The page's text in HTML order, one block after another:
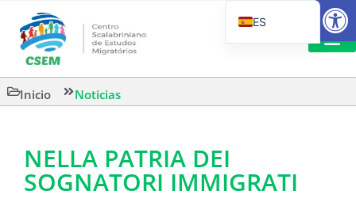
Inicio Noticias
NELLA PATRIA DEI
SOGNATORI IMMIGRATI
ES
EN